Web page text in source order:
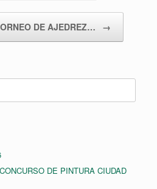
DE AJEDREZ… →
DE PINTURA CIUDAD